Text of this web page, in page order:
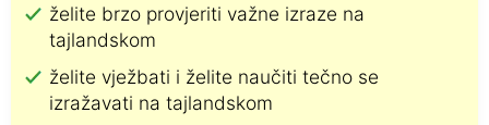
želite brzo provjeriti važne izraze na
tajlandskom
želite vježbati i želite naučiti tečno se
izražavati na tajlandskom